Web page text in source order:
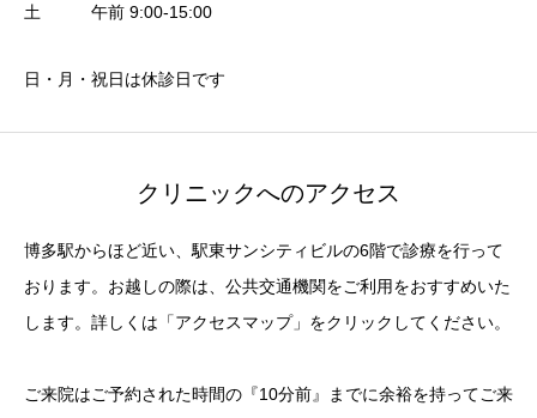
土 午前 9:00-15:00
日・月・祝日は休診日です
クリニックへのアクセス
博多駅からほど近い、駅東サンシティビルの6階で診療を行って
おります。お越しの際は、公共交通機関をご利用をおすすめいた
します。詳しくは「アクセスマップ」をクリックしてください。
ご来院はご予約された時間の『10分前』までに余裕を持ってご来